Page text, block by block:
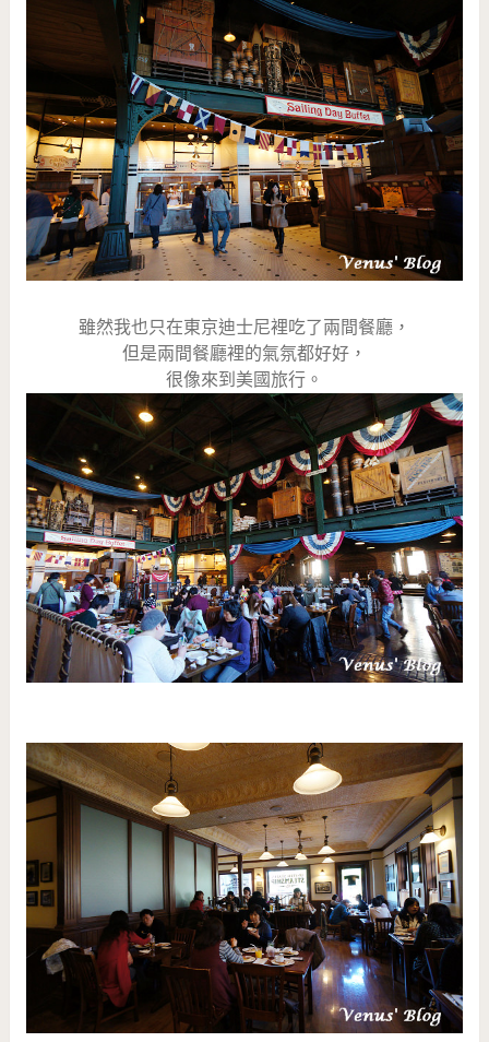
雖然我也只在東京迪士尼裡吃了兩間餐廳，
但是兩間餐廳裡的氣氛都好好，
很像來到美國旅行。